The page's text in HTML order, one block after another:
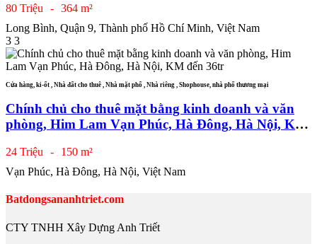
80 Triệu - 364 m²
Long Bình, Quận 9, Thành phố Hồ Chí Minh, Việt Nam
3 3
Cửa hàng, ki-ốt , Nhà đất cho thuê , Nhà mặt phố , Nhà riêng , Shophouse, nhà phố thương mại
Chính chủ cho thuê mặt bằng kinh doanh và văn
phòng, Him Lam Vạn Phúc, Hà Đông, Hà Nội, KM
24 Triệu -
150 m²
Vạn Phúc, Hà Đông, Hà Nội, Việt Nam
Batdongsananhtriet.com
CTY TNHH Xây Dựng Anh Triết